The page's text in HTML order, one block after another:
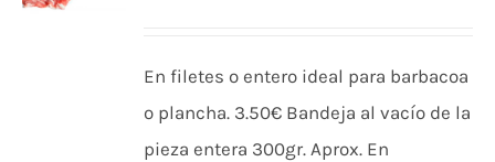
En filetes o entero ideal para barbacoa
o plancha. 3.50€ Bandeja al vacío de la
pieza entera 300gr. Aprox. En